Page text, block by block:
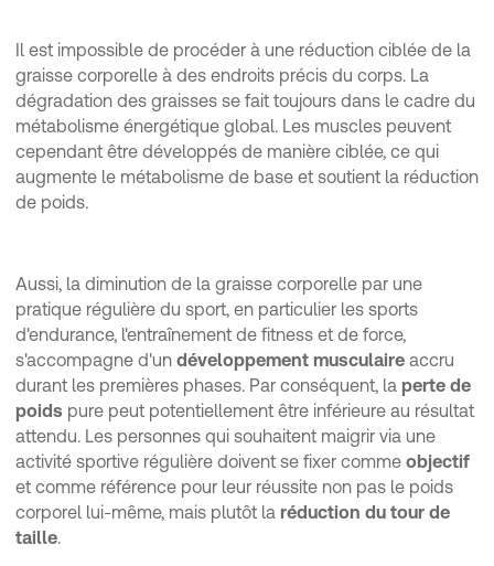
Il est impossible de procéder à une réduction ciblée de la
graisse corporelle à des endroits précis du corps. La
dégradation des graisses se fait toujours dans le cadre du
métabolisme énergétique global. Les muscles peuvent
cependant être développés de manière ciblée, ce qui
augmente le métabolisme de base et soutient la réduction
de poids.
Aussi, la diminution de la graisse corporelle par une
pratique régulière du sport, en particulier les sports
d'endurance, l'entraînement de fitness et de force,
s'accompagne d'un développement musculaire accru
durant les premières phases. Par conséquent, la perte de
poids pure peut potentiellement être inférieure au résultat
attendu. Les personnes qui souhaitent maigrir via une
activité sportive régulière doivent se fixer comme objectif
et comme référence pour leur réussite non pas le poids
corporel lui-même, mais plutôt la réduction du tour de
taille.